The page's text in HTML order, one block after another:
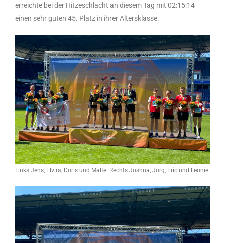
erreichte bei der Hitzeschlacht an diesem Tag mit 02:15:14
einen sehr guten 45. Platz in ihrer Altersklasse.
Links Jens, Elvira, Doris und Malte. Rechts Joshua, Jörg, Eric und Leonie.